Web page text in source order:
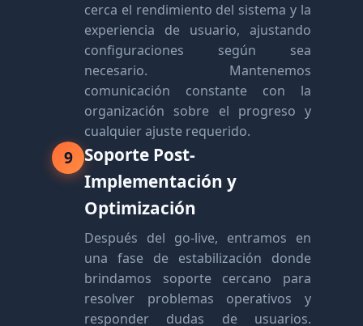
cerca el rendimiento del sistema y la
experiencia de usuario, ajustando
configuraciones según sea
necesario. Mantenemos
comunicación constante con la
organización sobre el progreso y
cualquier ajuste requerido.
9 Soporte Post-
Implementación y
Optimización
Después del go-live, entramos en
una fase de estabilización donde
brindamos soporte cercano para
resolver problemas operativos y
responder dudas de usuarios.